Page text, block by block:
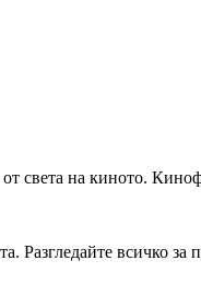
света на киното.
Разгледайте всичко